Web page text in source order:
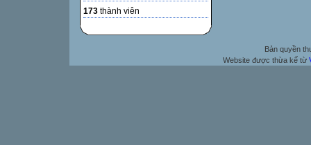
173 thành viên
Bản quyền
Website được thừa kế từ